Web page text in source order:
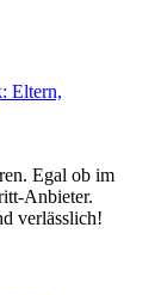
Eltern,
Egal ob im
Anbieter.
verlässlich!